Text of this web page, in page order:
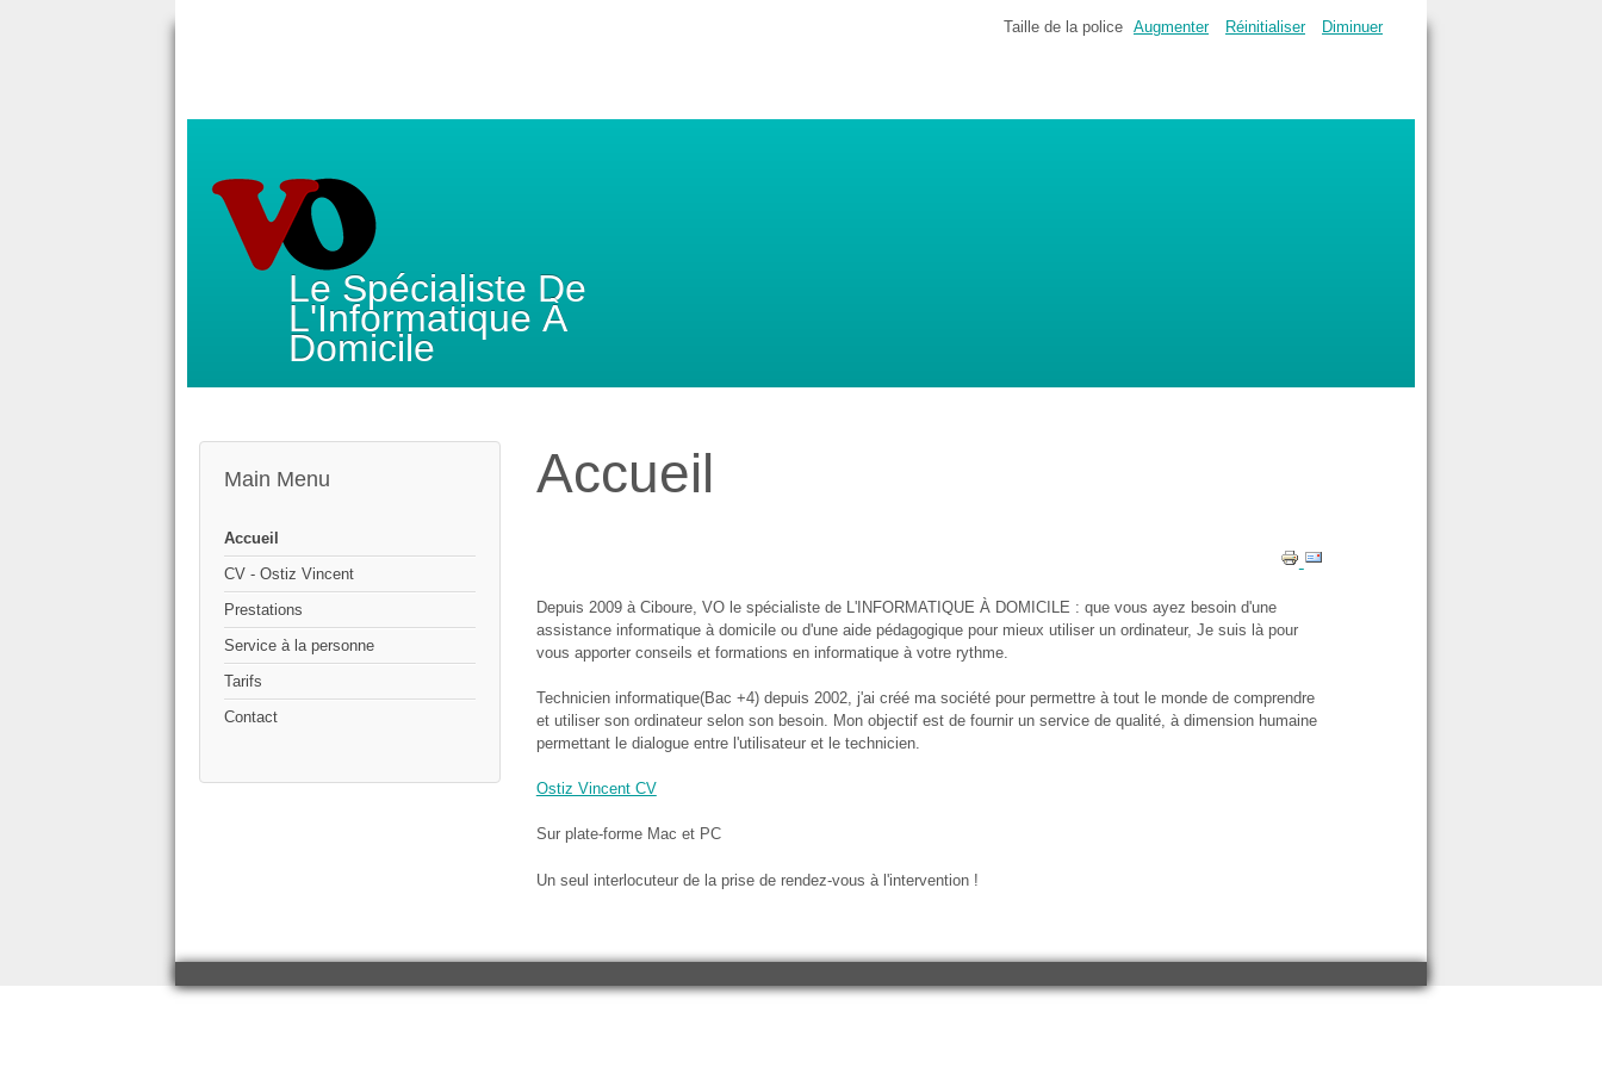
Le Spécialiste De
L'Informatique À
Domicile
Taille de la police Augmenter Réinitialiser Diminuer
Main Menu
Accueil
CV - Ostiz Vincent
Prestations
Service à la personne
Tarifs
Contact
Accueil
Depuis 2009 à Ciboure, VO le spécialiste de L'INFORMATIQUE À DOMICILE : que vous ayez besoin d'une
assistance informatique à domicile ou d'une aide pédagogique pour mieux utiliser un ordinateur, Je suis là pour
vous apporter conseils et formations en informatique à votre rythme.
Technicien informatique(Bac +4) depuis 2002, j'ai créé ma société pour permettre à tout le monde de comprendre
et utiliser son ordinateur selon son besoin. Mon objectif est de fournir un service de qualité, à dimension humaine
permettant le dialogue entre l'utilisateur et le technicien.
Ostiz Vincent CV
Sur plate-forme Mac et PC
Un seul interlocuteur de la prise de rendez-vous à l'intervention !